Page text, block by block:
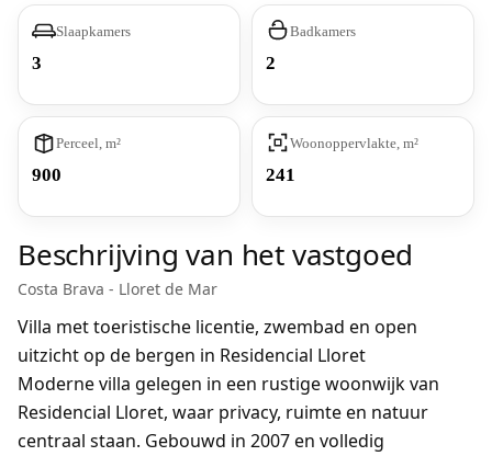
Slaapkamers
3
Badkamers
2
Perceel, m²
900
Woonoppervlakte, m²
241
Beschrijving van het vastgoed
Costa Brava - Lloret de Mar
Villa met toeristische licentie, zwembad en open
uitzicht op de bergen in Residencial Lloret
Moderne villa gelegen in een rustige woonwijk van
Residencial Lloret, waar privacy, ruimte en natuur
centraal staan. Gebouwd in 2007 en volledig